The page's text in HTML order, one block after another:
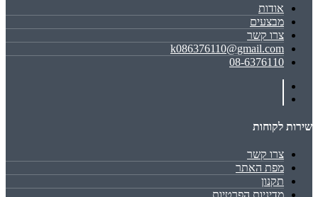
אודות
מבצעים
צרו קשר
k086376110@gmail.com
08-6376110
שירות לקוחות
צרו קשר
מפת האתר
תקנון
מדיניות הפרטיות